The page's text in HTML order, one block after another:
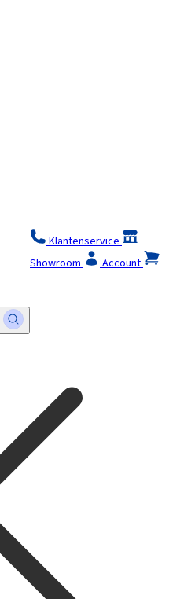
Klantenservice
Showroom
Account